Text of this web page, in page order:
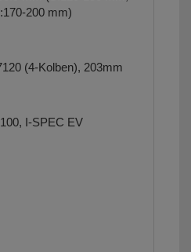
200 mm)
(4-Kolben), 203mm
I-SPEC EV